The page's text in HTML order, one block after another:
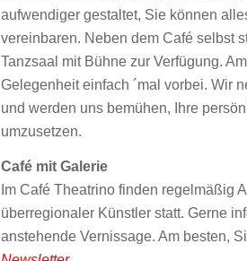
aufwendiger gestaltet, Sie können
vereinbaren. Neben dem Café selbst
Tanzsaal mit Bühne zur Verfügung.
Gelegenheit einfach ´mal vorbei. Wir
und werden uns bemühen, Ihre
umzusetzen.
Café mit Galerie
Im Café Theatrino finden regelmäßig
überregionaler Künstler statt. Gerne
anstehende Vernissage. Am besten,